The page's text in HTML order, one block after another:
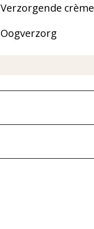
Verzorgende crème
Oogverzorg